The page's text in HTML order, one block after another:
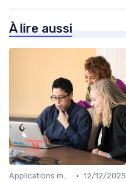
À lire aussi
Applications métiers • 12/12/2025